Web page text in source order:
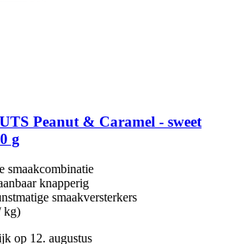
Peanut & Caramel -​ sweet
g
smaakcombinatie
knapperig
smaakversterkers
kg)
op 12. augustus